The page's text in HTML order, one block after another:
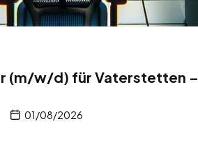
(m/w/d) für Vaterstetten –
01/08/2026